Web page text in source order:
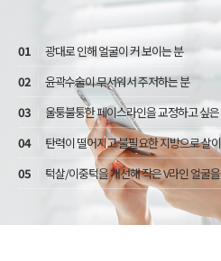
01
광대로 인해 얼굴이 커 보이는 분
02
윤곽수술이 무서워서 주저하는 분
03
울퉁불퉁한 페이스라인을 교정하고 싶
04
탄력이 떨어지고 불필요한 지방으로 살
05
턱살/이중턱을 개선해 작은 V라인 얼굴